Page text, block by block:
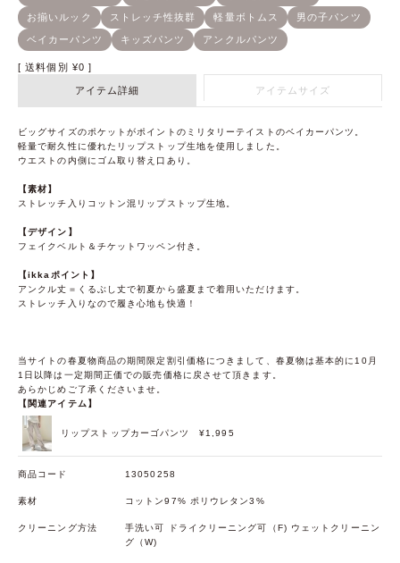
送料個別 ¥0
アイテム詳細 アイテムサイズ
ビッグサイズのポケットがポイントのミリタリーテイストのベイカーパンツ。
軽量で耐久性に優れたリップストップ生地を使用しました。
ウエストの内側にゴム取り替え口あり。
【素材】
ストレッチ入りコットン混リップストップ生地。
【デザイン】
フェイクベルト＆チケットワッペン付き。
【ikkaポイント】
アンクル丈＝くるぶし丈で初夏から盛夏まで着用いただけます。
ストレッチ入りなので履き心地も快適！
当サイトの春夏物商品の期間限定割引価格につきまして、春夏物は基本的に10月
1日以降は一定期間正価での販売価格に戻させて頂きます。
あらかじめご了承くださいませ。
【関連アイテム】
リップストップカーゴパンツ ¥1,995
商品コード 13050258
素材 コットン97% ポリウレタン3%
クリーニング方法
手洗い可 ドライクリーニング可（F) ウェットクリーニン
グ（W)